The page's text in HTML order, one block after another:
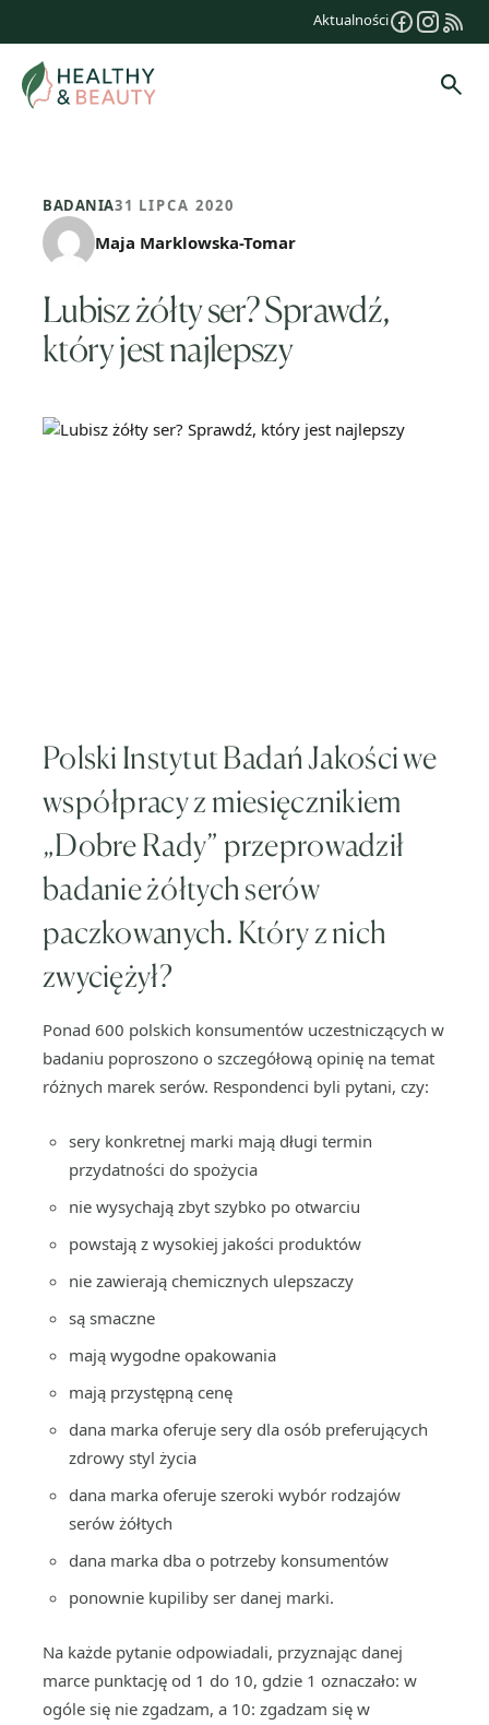
treści
Aktualności
BADANIA31 LIPCA 2020
Maja Marklowska-Tomar
Lubisz żółty ser? Sprawdź,
który jest najlepszy
Polski Instytut Badań Jakości we
współpracy z miesięcznikiem
„Dobre Rady” przeprowadził
badanie żółtych serów
paczkowanych. Który z nich
zwyciężył?
Ponad 600 polskich konsumentów uczestniczących w
badaniu poproszono o szczegółową opinię na temat
różnych marek serów. Respondenci byli pytani, czy:
sery konkretnej marki mają długi termin
przydatności do spożycia
nie wysychają zbyt szybko po otwarciu
powstają z wysokiej jakości produktów
nie zawierają chemicznych ulepszaczy
są smaczne
mają wygodne opakowania
mają przystępną cenę
dana marka oferuje sery dla osób preferujących
zdrowy styl życia
dana marka oferuje szeroki wybór rodzajów
serów żółtych
dana marka dba o potrzeby konsumentów
ponownie kupiliby ser danej marki.
Na każde pytanie odpowiadali, przyznając danej
marce punktację od 1 do 10, gdzie 1 oznaczało: w
ogóle się nie zgadzam, a 10: zgadzam się w